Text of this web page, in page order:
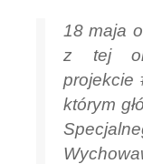
18 maja
z tej
projekcie
którym